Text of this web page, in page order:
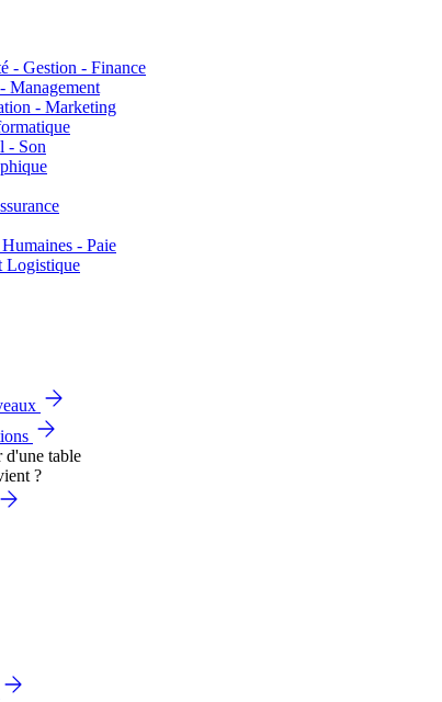
- Gestion - Finance
Management
- Marketing
- Son
- Paie
Logistique
?